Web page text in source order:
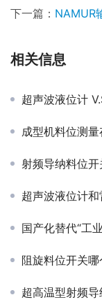
下一篇： NAMUR
相关信息
超声波液位计
成型机料位测
射频导纳料位
超声波液位计
国产化替代“工
阻旋料位开关
超高温型射频